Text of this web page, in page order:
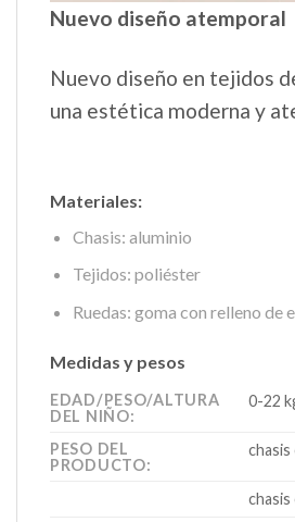
Nuevo diseño atemporal
Nuevo diseño en tejidos
una estética moderna y
Materiales:
Chasis: aluminio
Tejidos: poliéster
Ruedas: goma con relleno de
Medidas y pesos
EDAD/PESO/ALTURA
DEL NIÑO:
0-22
PESO DEL
PRODUCTO:
chasis